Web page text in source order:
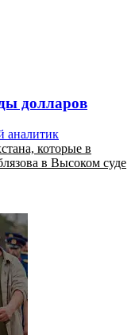
долларов
которые в
в Высоком суде